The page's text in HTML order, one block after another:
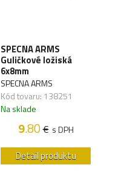
SPECNA ARMS
Guličkové ložiská
6x8mm
SPECNA ARMS
Kód tovaru: 138251
Na sklade
9.80€ s DPH
Detail produktu